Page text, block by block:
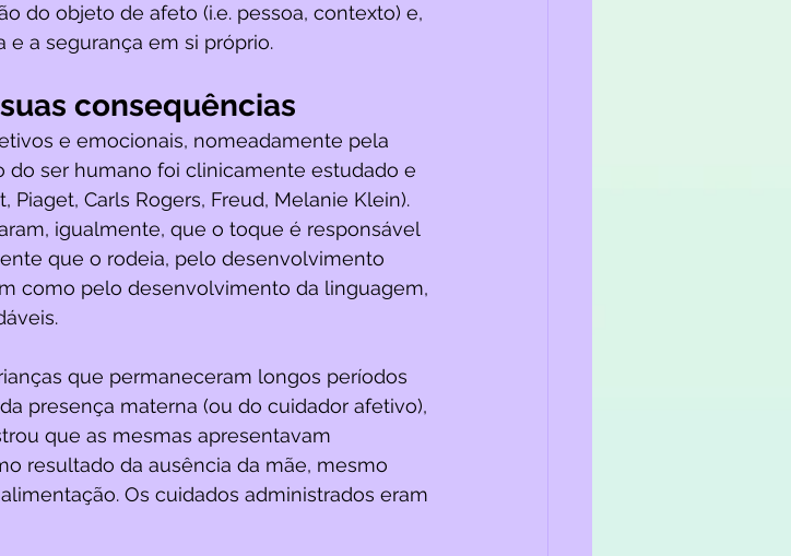
do objeto de afeto (i.e. pessoa, contexto) e,
e a segurança em si próprio.
consequências
e emocionais, nomeadamente pela
ser humano foi clinicamente estudado e
Carls Rogers, Freud, Melanie Klein).
igualmente, que o toque é responsável
que o rodeia, pelo desenvolvimento
como pelo desenvolvimento da linguagem,
que permaneceram longos períodos
presença materna (ou do cuidador afetivo),
que as mesmas apresentavam
resultado da ausência da mãe, mesmo
Os cuidados administrados eram